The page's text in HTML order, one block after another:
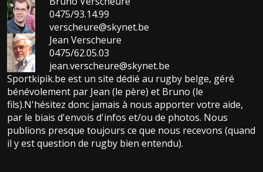
0475/93.14.99
verscheure@skynet.be
Jean Verscheure
0475/62.05.03
jean.verscheure@skynet.be
Sportkipik.be est un site dédié au rugby belge, géré
bénévolement par Jean (le père) et Bruno (le
fils).N'hésitez donc jamais à nous apporter votre aide,
par le biais d'envois d'infos et/ou de photos. Nous
publions presque toujours ce que nous recevons (quand
il y est question de rugby bien entendu).